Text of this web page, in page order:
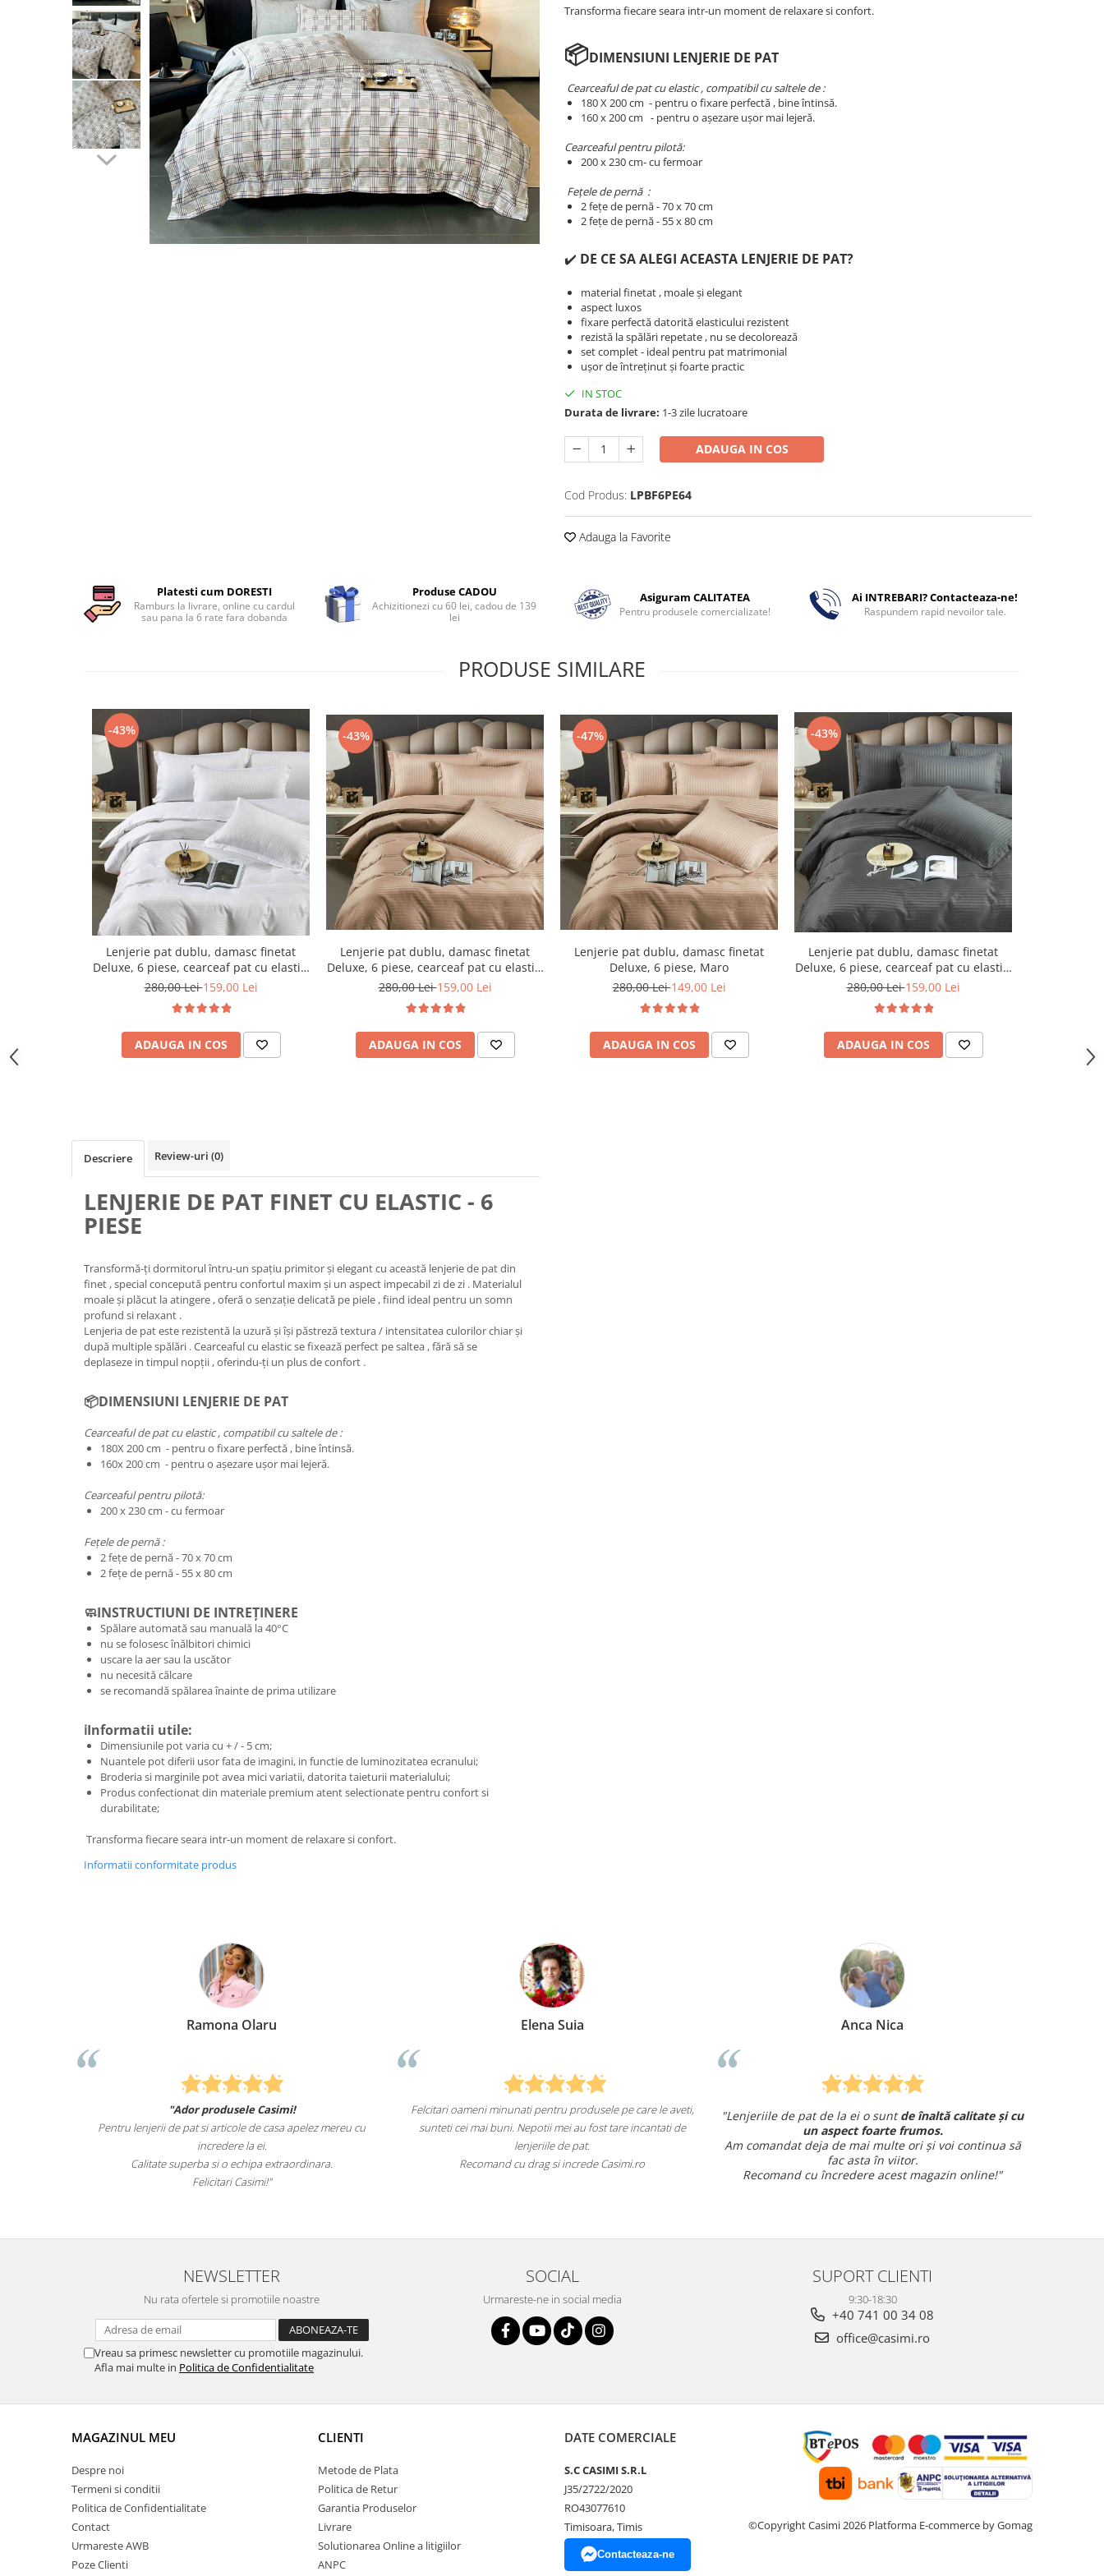
Cearceaf cu elastic
Cearceaf normal
Lenjerii De Pat Creponate
Lenjerii De Pat Bumbac Poplin 2
Lenjerii De Pat Bumbac Poplin,
Matlasate, 2 Persoane
Lenjerii De Pat Bumbac Satinat 2
Lenjerii De Pat, Finet Premium 3D,
Lenjerii De Pat Damasc 1 Persoana
Transforma fiecare seara intr-un moment de relaxare si confort.
📦DIMENSIUNI LENJERIE DE PAT
Cearceaful de pat cu elastic , compatibil cu saltele de :
180 X 200 cm - pentru o fixare perfectă , bine întinsă.
​​​​160 x 200 cm - pentru o așezare ușor mai lejeră.
Cearceaful pentru pilotă:
200 x 230 cm- cu fermoar
Fețele de pernă :
2 fețe de pernă - 70 x 70 cm
2 fețe de pernă - 55 x 80 cm
✔️ DE CE SA ALEGI ACEASTA LENJERIE DE PAT?
material finetat , moale și elegant
aspect luxos
fixare perfectă datorită elasticului rezistent
rezistă la spălări repetate , nu se decolorează
set complet - ideal pentru pat matrimonial
ușor de întreținut și foarte practic
IN STOC
Durata de livrare: 1-3 zile lucratoare
ADAUGA IN COS
Cod Produs: LPBF6PE64
Adauga la Favorite
Platesti cum DORESTI
Ramburs la livrare, online cu cardul
sau pana la 6 rate fara dobanda
Produse CADOU
Achizitionezi cu 60 lei, cadou de 139
lei
Asiguram CALITATEA
Pentru produsele comercializate!
Ai INTREBARI? Contacteaza-ne!
Raspundem rapid nevoilor tale.
PRODUSE SIMILARE
-43%
Lenjerie pat dublu, damasc finetat
Deluxe, 6 piese, cearceaf pat cu elastic,
Alb
280,00 Lei159,00 Lei
ADAUGA IN COS
-43%
Lenjerie pat dublu, damasc finetat
Deluxe, 6 piese, cearceaf pat cu elastic,
Maro
280,00 Lei159,00 Lei
ADAUGA IN COS
-47%
Lenjerie pat dublu, damasc finetat
Deluxe, 6 piese, Maro
280,00 Lei149,00 Lei
ADAUGA IN COS
-43%
Lenjerie pat dublu, damasc finetat
Deluxe, 6 piese, cearceaf pat cu elastic,
Gri Inchis
280,00 Lei159,00 Lei
ADAUGA IN COS
Descriere Review-uri (0)
LENJERIE DE PAT FINET CU ELASTIC - 6
PIESE
Transformă-ți dormitorul întru-un spațiu primitor și elegant cu această lenjerie de pat din
finet , special concepută pentru confortul maxim și un aspect impecabil zi de zi . Materialul
moale și plăcut la atingere , oferă o senzație delicată pe piele , fiind ideal pentru un somn
profund si relaxant .
Lenjeria de pat este rezistentă la uzură și își păstreză textura / intensitatea culorilor chiar și
după multiple spălări . Cearceaful cu elastic se fixează perfect pe saltea , fără să se
deplaseze in timpul nopții , oferindu-ți un plus de confort .
📦DIMENSIUNI LENJERIE DE PAT
Cearceaful de pat cu elastic , compatibil cu saltele de :
180X 200 cm - pentru o fixare perfectă , bine întinsă.
160x 200 cm - pentru o așezare ușor mai lejeră.
Cearceaful pentru pilotă:
200 x 230 cm - cu fermoar
Fețele de pernă :
2 fețe de pernă - 70 x 70 cm
2 fețe de pernă - 55 x 80 cm
🧼INSTRUCTIUNI DE INTREȚINERE
Spălare automată sau manuală la 40°C
nu se folosesc înălbitori chimici
uscare la aer sau la uscător
nu necesită călcare
se recomandă spălarea înainte de prima utilizare
ℹ️Informatii utile:
Dimensiunile pot varia cu + / - 5 cm;
Nuantele pot diferii usor fata de imagini, in functie de luminozitatea ecranului;
Broderia si marginile pot avea mici variatii, datorita taieturii materialului;
Produs confectionat din materiale premium atent selectionate pentru confort si
durabilitate;
Transforma fiecare seara intr-un moment de relaxare si confort.
Informatii conformitate produs
casa apelez mereu cu
Elena Suia
Felcitari oameni minunati pentru produsele pe care le aveti,
sunteti cei mai buni. Nepotii mei au fost tare incantati de
lenjeriile de pat.
Recomand cu drag si increde Casimi.ro
"Lenjeriile de pat de la ei o suntde înaltă calitate și cu
un aspect foarte frumos.
Am comandat deja de mai multe ori și voi continua să
fac asta în viitor.
Recomand cu încredere acest magazin online!"
Mirela Vermesan
Am comandat o lenjerie de pat pentru cadou
și am avut o întrebare șiam primit un răspuns rapid și
amabil.
Sunt foarte mulțumită!
NEWSLETTER
Nu rata ofertele si promotiile noastre
Vreau sa primesc newsletter cu promotiile magazinului.
Afla mai multe in Politica de Confidentialitate
SOCIAL
Urmareste-ne in social media
SUPORT CLIENTI
9:30-18:30
+40 741 00 34 08
office@casimi.ro
MAGAZINUL MEU
Despre noi
Termeni si conditii
Politica de Confidentialitate
Contact
Urmareste AWB
Poze Clienti
CLIENTI
Metode de Plata
Politica de Retur
Garantia Produselor
Livrare
Solutionarea Online a litigiilor
ANPC
DATE COMERCIALE
S.C CASIMI S.R.L
J35/2722/2020
RO43077610
Timisoara, Timis
Contacteaza-ne
©Copyright Casimi 2026 Platforma E-commerce by Gomag